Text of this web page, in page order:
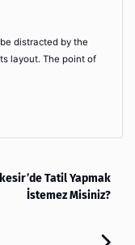
distracted by the
layout. The point of
Tatil Yapmak
İstemez Misiniz?